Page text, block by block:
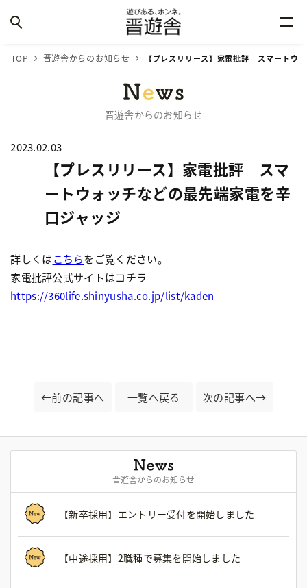
TOP 晋遊舎からのお知らせ 【プレスリリース】家電批評 スマートウ
晋遊舎からのお知らせ
2023.02.03
【プレスリリース】家電批評 スマ
ートウォッチなどの最先端家電を辛
口ジャッジ
詳しくはこちらをご覧ください。
家電批評公式サイトはコチラ
https://360life.shinyusha.co.jp/list/kaden
←前の記事へ 一覧へ戻る 次の記事へ→
晋遊舎からのお知らせ
【新卒採用】エントリー受付を開始しました
【中途採用】2職種で募集を開始しました